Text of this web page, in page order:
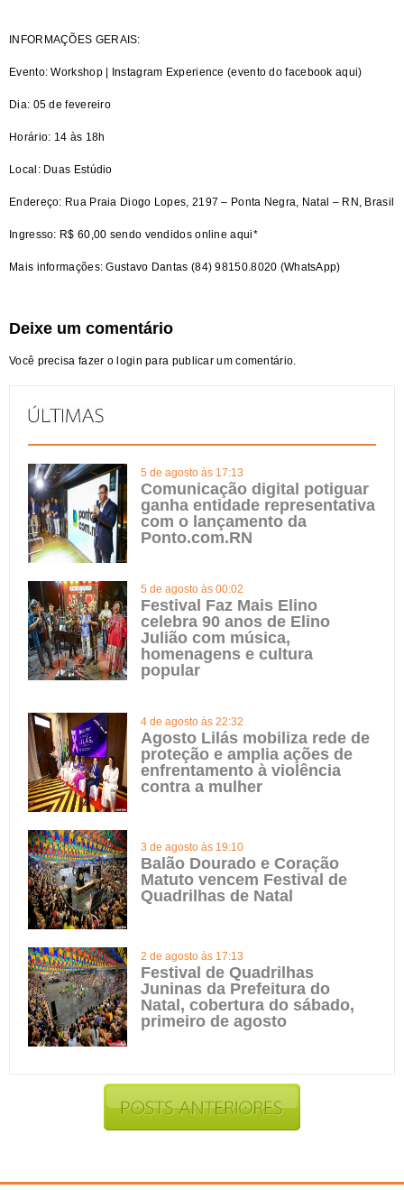
INFORMAÇÕES GERAIS:
Evento:Workshop | Instagram Experience (evento do facebook aqui)
Dia: 05 de fevereiro
Horário: 14 às 18h
Local: Duas Estúdio
Endereço: Rua Praia Diogo Lopes, 2197 – Ponta Negra, Natal – RN, Brasil
Ingresso: R$ 60,00 sendo vendidos online aqui*
Mais informações: Gustavo Dantas (84) 98150.8020 (WhatsApp)
Deixe um comentário
Você precisa fazer o login para publicar um comentário.
5 de agosto às 17:13
Comunicação digital potiguar
ganha entidade representativa
com o lançamento da
Ponto.com.RN
5 de agosto às 00:02
Festival Faz Mais Elino
celebra 90 anos de Elino
Julião com música,
homenagens e cultura
popular
4 de agosto às 22:32
Agosto Lilás mobiliza rede de
proteção e amplia ações de
enfrentamento à violência
contra a mulher
3 de agosto às 19:10
Balão Dourado e Coração
Matuto vencem Festival de
Quadrilhas de Natal
2 de agosto às 17:13
Festival de Quadrilhas
Juninas da Prefeitura do
Natal, cobertura do sábado,
primeiro de agosto